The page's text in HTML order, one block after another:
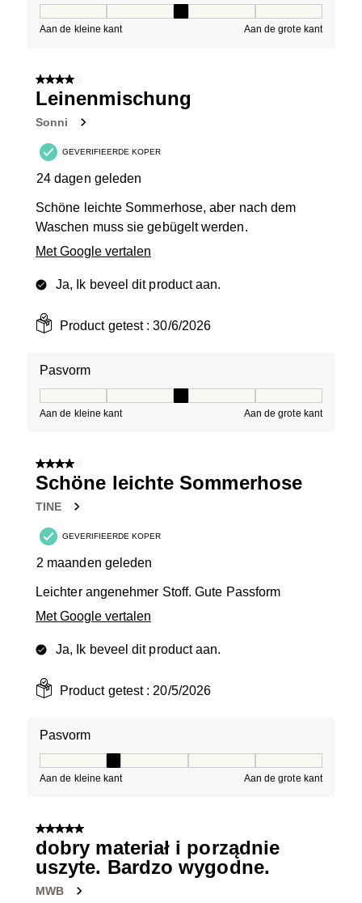
Aan de kleine kant Aan de grote kant
4 van 5 sterren.
Leinenmischung
Sonni
GEVERIFIEERDE KOPER
24 dagen geleden
Schöne leichte Sommerhose, aber nach dem
Waschen muss sie gebügelt werden.
Met Google vertalen
Ja, Ik beveel dit product aan.
Product getest :30/6/2026
Pasvorm
Aan de kleine kant Aan de grote kant
4 van 5 sterren.
Schöne leichte Sommerhose
TINE
GEVERIFIEERDE KOPER
2 maanden geleden
Leichter angenehmer Stoff. Gute Passform
Met Google vertalen
Ja, Ik beveel dit product aan.
Product getest :20/5/2026
Pasvorm
Aan de kleine kant Aan de grote kant
5 van 5 sterren.
dobry materiał i porządnie
uszyte. Bardzo wygodne.
MWB